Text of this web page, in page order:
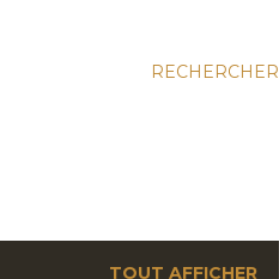
RECHERCHER
TOUT AFFICHER